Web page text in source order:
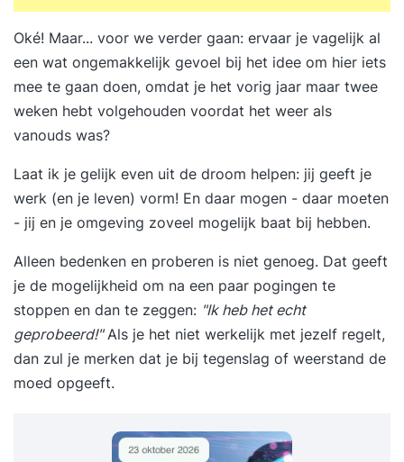
Oké! Maar... voor we verder gaan: ervaar je vagelijk al
een wat ongemakkelijk gevoel bij het idee om hier iets
mee te gaan doen, omdat je het vorig jaar maar twee
weken hebt volgehouden voordat het weer als
vanouds was?
Laat ik je gelijk even uit de droom helpen: jij geeft je
werk (en je leven) vorm! En daar mogen - daar moeten
- jij en je omgeving zoveel mogelijk baat bij hebben.
Alleen bedenken en proberen is niet genoeg. Dat geeft
je de mogelijkheid om na een paar pogingen te
stoppen en dan te zeggen: "Ik heb het echt
geprobeerd!"Als je het niet werkelijk met jezelf regelt,
dan zul je merken dat je bij tegenslag of weerstand de
moed opgeeft.